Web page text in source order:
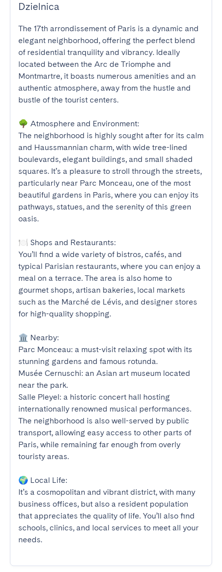
Dzielnica
The 17th arrondissement of Paris is a dynamic and
elegant neighborhood, offering the perfect blend
of residential tranquility and vibrancy. Ideally
located between the Arc de Triomphe and
Montmartre, it boasts numerous amenities and an
authentic atmosphere, away from the hustle and
bustle of the tourist centers.
🌳 Atmosphere and Environment:
The neighborhood is highly sought after for its calm
and Haussmannian charm, with wide tree-lined
boulevards, elegant buildings, and small shaded
squares. It’s a pleasure to stroll through the streets,
particularly near Parc Monceau, one of the most
beautiful gardens in Paris, where you can enjoy its
pathways, statues, and the serenity of this green
oasis.
🍽️ Shops and Restaurants:
You’ll find a wide variety of bistros, cafés, and
typical Parisian restaurants, where you can enjoy a
meal on a terrace. The area is also home to
gourmet shops, artisan bakeries, local markets
such as the Marché de Lévis, and designer stores
for high-quality shopping.
🏛️ Nearby:
Parc Monceau: a must-visit relaxing spot with its
stunning gardens and famous rotunda.
Musée Cernuschi: an Asian art museum located
near the park.
Salle Pleyel: a historic concert hall hosting
internationally renowned musical performances.
The neighborhood is also well-served by public
transport, allowing easy access to other parts of
Paris, while remaining far enough from overly
touristy areas.
🌍 Local Life:
It’s a cosmopolitan and vibrant district, with many
business offices, but also a resident population
that appreciates the quality of life. You’ll also find
schools, clinics, and local services to meet all your
needs.